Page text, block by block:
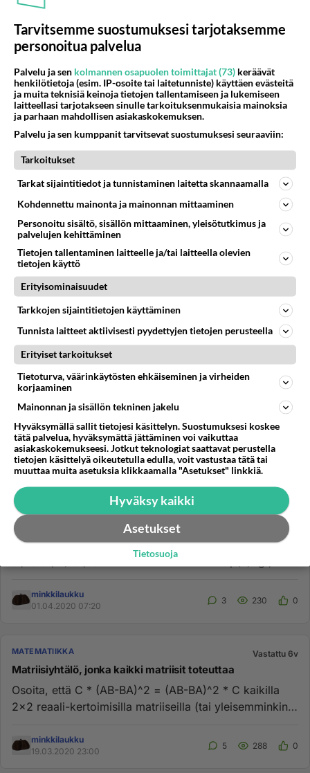
23.04.2020 09:51
SALATUT ELÄMÄT Vastattu 6v
Tekeekö Sanni Ismot?
Eli päätyy alasti rappukäytävään. Vähän näytti
juonipaljastukset ensi viikolle sellaista viitettä.
Mikäköhän on kiulunko...
minkkilaukku
19.04.2020 12:24
Vastattu 6v
Mahdoton määrä pääsiäismunia
Pääsiäismunia myydään 7 kappaleen ja 12 kappaleen
paketeissa. Mitkä määrät munia ovat mahdottomat
ostaa? Keksi yleinen ...
12.04.2020 15:02
MATEMATIIKKA Vastattu 6v
Melkein tasasivuinen kokonaislukukoordinaattinen kolmio
tasasivuista kolmiota siten että kaikki kärjet ovat
kokonaisluku k...
minkkilaukku
12.04.2020 14:49
13 439
TIEDE Vastattu 6v
Polynomi pisteiden kautta, pidä se positiivisena!
Kolmannen asteen polynomi p kulkee pisteiden (0, 0)
(1, 1) (2, a) (3, 1) kautta. Millä a:n arvoilla p(x)&gt;=0
minkkilaukku
01.04.2020 07:20
3 230 0
MATEMATIIKKA Vastattu 6v
Matriisiyhtälö, jonka kaikki matriisit toteuttaa
Osoita, että C * (AB-BA)^2 = (AB-BA)^2 * C kaikilla
2x2 reaali-kertoimisilla matriiseilla (tai yleisemminkin
minkkilaukku
19.03.2020 23:00
5 288 0
Tarvitsemme suostumuksesi tarjotaksemme
personoitua palvelua
Palvelu ja sen kolmannen osapuolen toimittajat (73) keräävät
henkilötietoja (esim. IP-osoite tai laitetunniste) käyttäen evästeitä
ja muita teknisiä keinoja tietojen tallentamiseen ja lukemiseen
laitteellasi tarjotakseen sinulle tarkoituksenmukaisia mainoksia
ja parhaan mahdollisen asiakaskokemuksen.
Palvelu ja sen kumppanit tarvitsevat suostumuksesi seuraaviin:
Tarkoitukset
Tarkat sijaintitiedot ja tunnistaminen laitetta skannaamalla
Kohdennettu mainonta ja mainonnan mittaaminen
Personoitu sisältö, sisällön mittaaminen, yleisötutkimus ja
palvelujen kehittäminen
Tietojen tallentaminen laitteelle ja/tai laitteella olevien
tietojen käyttö
Erityisominaisuudet
Tarkkojen sijaintitietojen käyttäminen
Tunnista laitteet aktiivisesti pyydettyjen tietojen perusteella
Erityiset tarkoitukset
Tietoturva, väärinkäytösten ehkäiseminen ja virheiden
korjaaminen
Mainonnan ja sisällön tekninen jakelu
Hyväksymällä sallit tietojesi käsittelyn. Suostumuksesi koskee
tätä palvelua, hyväksymättä jättäminen voi vaikuttaa
asiakaskokemukseesi. Jotkut teknologiat saattavat perustella
tietojen käsittelyä oikeutetulla edulla, voit vastustaa tätä tai
muuttaa muita asetuksia klikkaamalla "Asetukset" linkkiä.
Hyväksy kaikki
Asetukset
Tietosuoja